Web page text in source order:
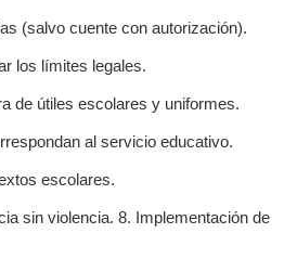
(salvo cuente con autorización).
los límites legales.
de útiles escolares y uniformes.
al servicio educativo.
escolares.
sin violencia. 8. Implementación de